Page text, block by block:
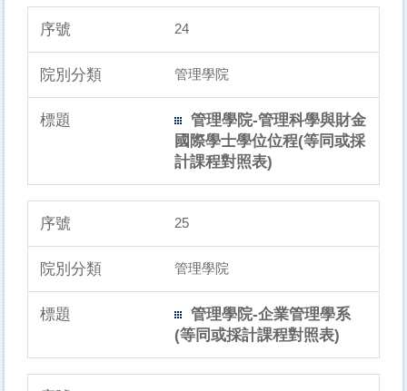
24
管理學院
管理學院-管理科學與財金
國際學士學位位程(等同或採
計課程對照表)
25
管理學院
管理學院-企業管理學系
(等同或採計課程對照表)